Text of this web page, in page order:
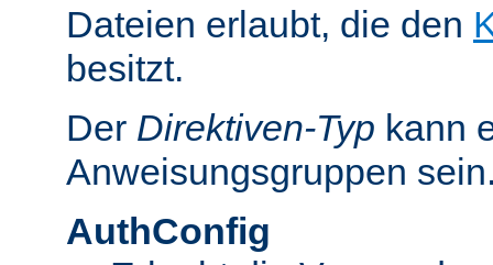
Dateien erlaubt, die den
besitzt.
Der Direktiven-Typ kann
Anweisungsgruppen
AuthConfig